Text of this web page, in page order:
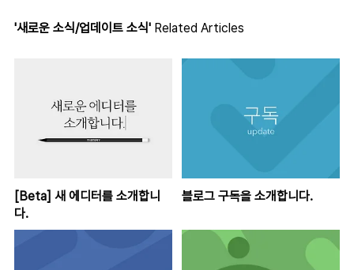
'새로운 소식/업데이트 소식' Related Articles
[Beta] 새 에디터를 소개합니
다.
블로그 구독을 소개합니다.